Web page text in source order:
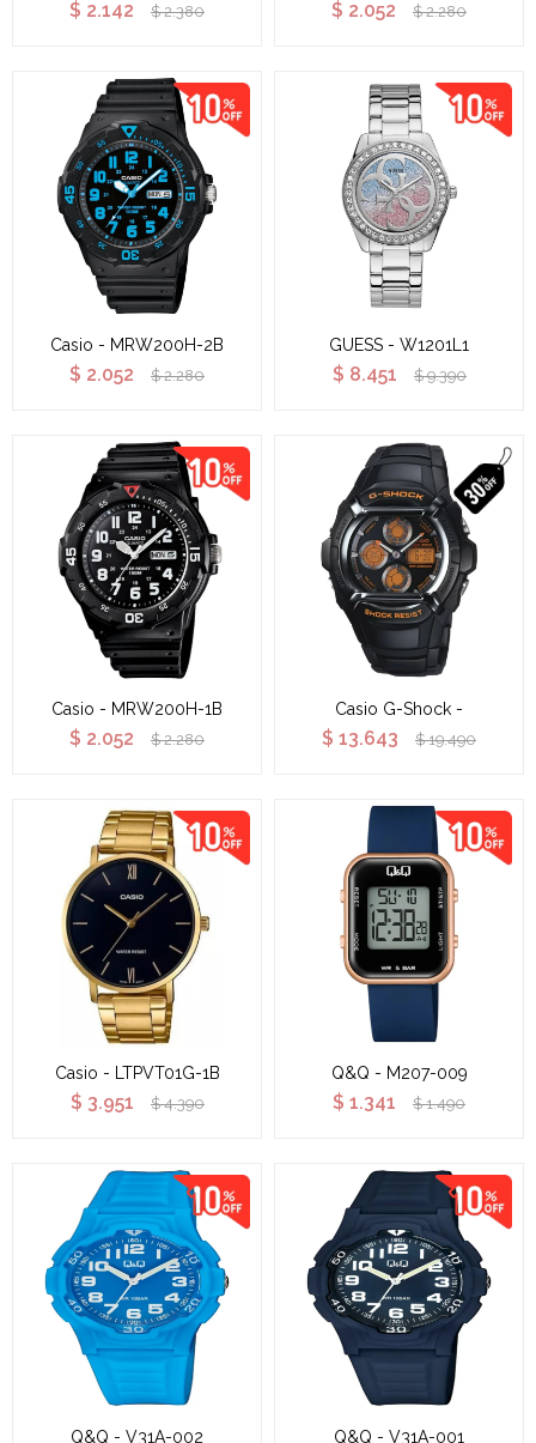
$ 2.142 $ 2.380 $ 2.052 $ 2.280
Casio - MRW200H-2B
$ 2.052 $ 2.280
GUESS - W1201L1
$ 8.451 $ 9.390
Casio - MRW200H-1B
$ 2.052 $ 2.280
Casio G-Shock -
$ 13.643 $ 19.490
Casio - LTPVT01G-1B
$ 3.951 $ 4.390
Q&Q - M207-009
$ 1.341 $ 1.490
Q&Q - V31A-002 Q&Q - V31A-001